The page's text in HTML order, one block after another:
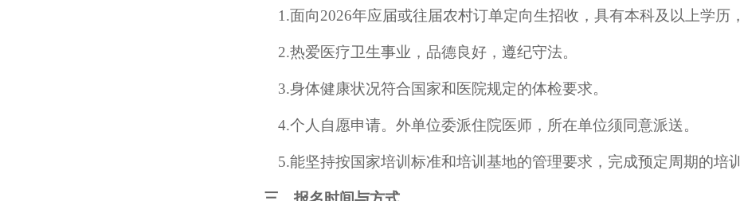
1.面向2026年应届或往届农村订单定向生招收，具有本科及以上学历
2.热爱医疗卫生事业，品德良好，遵纪守法。
3.身体健康状况符合国家和医院规定的体检要求。
4.个人自愿申请。外单位委派住院医师，所在单位须同意派送。
5.能坚持按国家培训标准和培训基地的管理要求，完成预定周期的培训